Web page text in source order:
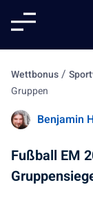
Wettbonus/
Gruppen
Benjamin
Fußball EM